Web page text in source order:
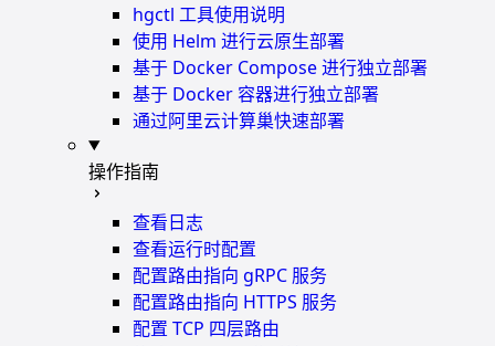
hgctl 工具使用说明
使用 Helm 进行云原生部署
基于 Docker Compose 进行独立部署
基于 Docker 容器进行独立部署
通过阿里云计算巢快速部署
操作指南
查看日志
查看运行时配置
配置路由指向 gRPC 服务
配置路由指向 HTTPS 服务
配置 TCP 四层路由